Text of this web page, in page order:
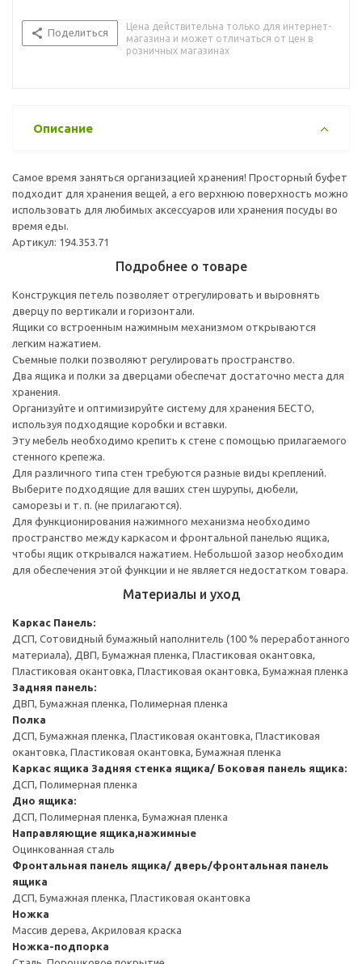
Поделиться
Цена действительна только для интернет-
магазина и может отличаться от цен в
розничных магазинах
Описание
Самое время заняться организацией хранения! Просторный буфет
подходит для хранения вещей, а его верхнюю поверхность можно
использовать для любимых аксессуаров или хранения посуды во
время еды.
Артикул: 194.353.71
Подробнее о товаре
Конструкция петель позволяет отрегулировать и выровнять
дверцу по вертикали и горизонтали.
Ящики со встроенным нажимным механизмом открываются
легким нажатием.
Съемные полки позволяют регулировать пространство.
Два ящика и полки за дверцами обеспечат достаточно места для
хранения.
Организуйте и оптимизируйте систему для хранения БЕСТО,
используя подходящие коробки и вставки.
Эту мебель необходимо крепить к стене с помощью прилагаемого
стенного крепежа.
Для различного типа стен требуются разные виды креплений.
Выберите подходящие для ваших стен шурупы, дюбели,
саморезы и т. п. (не прилагаются).
Для функционирования нажимного механизма необходимо
пространство между каркасом и фронтальной панелью ящика,
чтобы ящик открывался нажатием. Небольшой зазор необходим
для обеспечения этой функции и не является недостатком товара.
Материалы и уход
Каркас Панель:
ДСП, Сотовидный бумажный наполнитель (100 % переработанного
материала), ДВП, Бумажная пленка, Пластиковая окантовка,
Пластиковая окантовка, Пластиковая окантовка, Бумажная пленка
Задняя панель:
ДВП, Бумажная пленка, Полимерная пленка
Полка
ДСП, Бумажная пленка, Пластиковая окантовка, Пластиковая
окантовка, Пластиковая окантовка, Бумажная пленка
Каркас ящика Задняя стенка ящика/ Боковая панель ящика:
ДСП, Полимерная пленка
Дно ящика:
ДСП, Полимерная пленка, Бумажная пленка
Направляющие ящика,нажимные
Оцинкованная сталь
Фронтальная панель ящика/ дверь/фронтальная панель
ящика
ДСП, Бумажная пленка, Пластиковая окантовка
Ножка
Массив дерева, Акриловая краска
Ножка-подпорка